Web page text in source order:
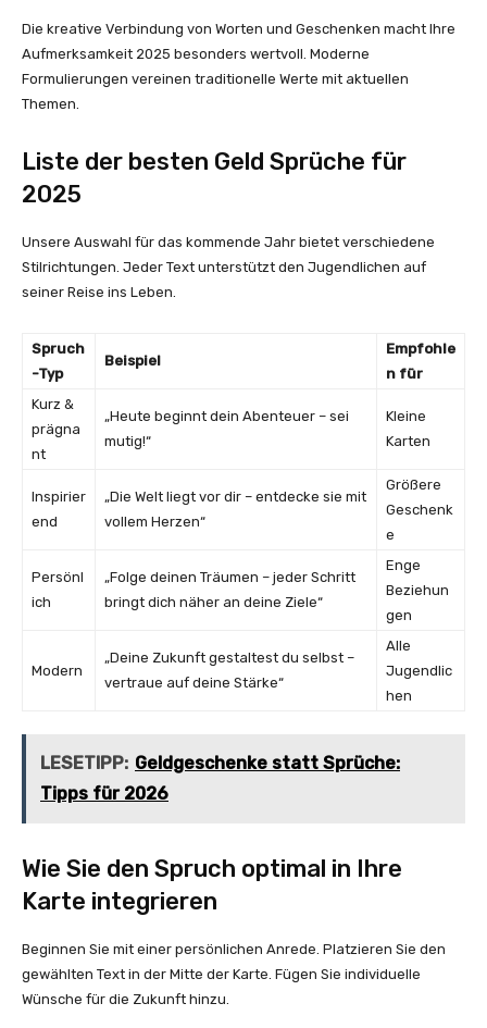
Die kreative Verbindung von Worten und Geschenken macht Ihre
Aufmerksamkeit 2025 besonders wertvoll. Moderne
Formulierungen vereinen traditionelle Werte mit aktuellen
Themen.
Liste der besten Geld Sprüche für
2025
Unsere Auswahl für das kommende Jahr bietet verschiedene
Stilrichtungen. Jeder Text unterstützt den Jugendlichen auf
seiner Reise ins Leben.
Spruch
-Typ
Beispiel
Empfohle
n für
Kurz &
prägna
nt
„Heute beginnt dein Abenteuer – sei
mutig!“
Kleine
Karten
Inspirier
end
„Die Welt liegt vor dir – entdecke sie mit
vollem Herzen“
Größere
Geschenk
e
Persönl
ich
„Folge deinen Träumen – jeder Schritt
bringt dich näher an deine Ziele“
Enge
Beziehun
gen
Modern
„Deine Zukunft gestaltest du selbst –
vertraue auf deine Stärke“
Alle
Jugendlic
hen
LESETIPP: Geldgeschenke statt Sprüche:
Tipps für 2026
Wie Sie den Spruch optimal in Ihre
Karte integrieren
Beginnen Sie mit einer persönlichen Anrede. Platzieren Sie den
gewählten Text in der Mitte der Karte. Fügen Sie individuelle
Wünsche für die Zukunft hinzu.